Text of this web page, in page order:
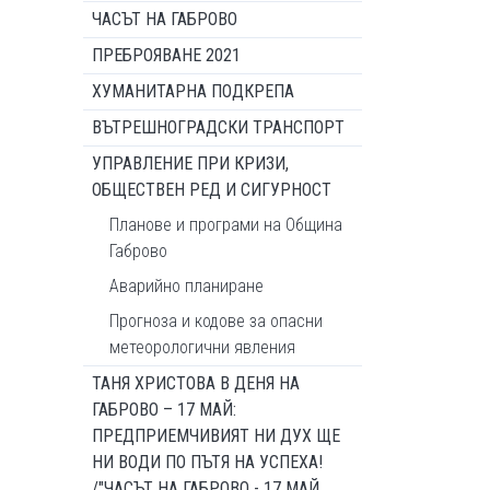
ЧАСЪТ НА ГАБРОВО
ПРЕБРОЯВАНЕ 2021
ХУМАНИТАРНА ПОДКРЕПА
ВЪТРЕШНОГРАДСКИ ТРАНСПОРТ
УПРАВЛЕНИЕ ПРИ КРИЗИ,
ОБЩЕСТВЕН РЕД И СИГУРНОСТ
Планове и програми на Община
Габрово
Аварийно планиране
Прогноза и кодове за опасни
метеорологични явления
ТАНЯ ХРИСТОВА В ДЕНЯ НА
ГАБРОВО – 17 МАЙ:
ПРЕДПРИЕМЧИВИЯТ НИ ДУХ ЩЕ
НИ ВОДИ ПО ПЪТЯ НА УСПЕХА!